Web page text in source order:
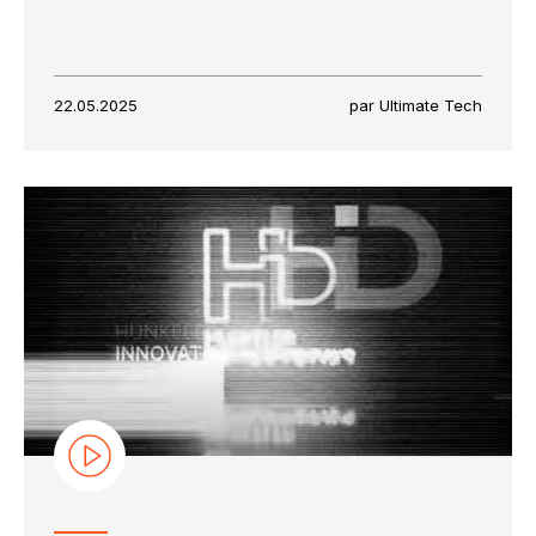
22.05.2025 par Ultimate Tech
Restons en contact
Abonnez-vous à notre liste de diffusion
Suscribe